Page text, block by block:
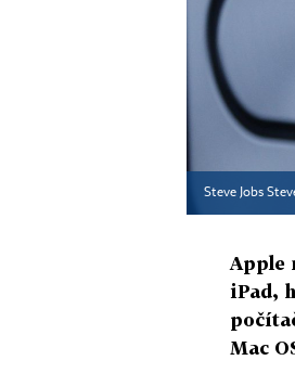
Steve Jobs
Apple
iPad,
Mac